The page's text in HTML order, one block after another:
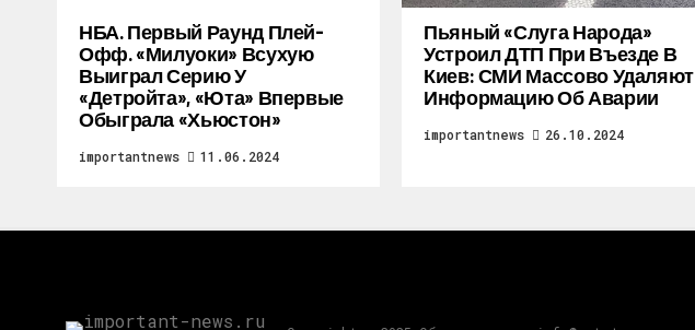
НБА. Первый Раунд Плей-
Офф. «Милуоки» Всухую
Выиграл Серию У
«Детройта», «Юта» Впервые
Обыграла «Хьюстон»
importantnews 11.06.2024
Пьяный «слуга Народа»
Устроил ДТП При Въезде В
Киев: СМИ Массово Удаляют
Информацию Об Аварии
importantnews 26.10.2024